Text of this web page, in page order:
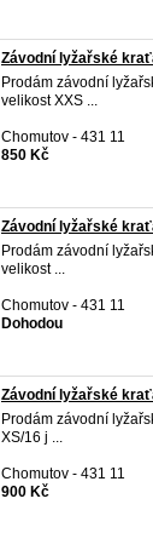
Závodní lyžařské
Prodám závodní
velikost XXS ...
Chomutov - 431 11
850 Kč
Závodní lyžařské
Prodám závodní
velikost ...
Chomutov - 431 11
Dohodou
Závodní lyžařské
Prodám závodní
XS/16 j ...
Chomutov - 431 11
900 Kč